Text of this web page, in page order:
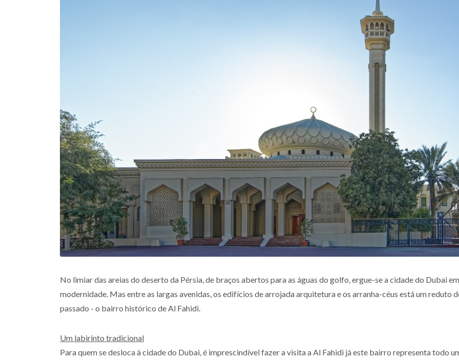
No limiar das areias do deserto da Pérsia, de braços abertos para as águas do golfo, ergue-se a cidade do Dubai em
modernidade. Mas entre as largas avenidas, os edifícios de arrojada arquitetura e os arranha-céus está um reduto
passado - o bairro histórico de Al Fahidi.
Um labirinto tradicional
Para quem se desloca à cidade do Dubai, é imprescindível fazer a visita a Al Fahidi já este bairro representa todo